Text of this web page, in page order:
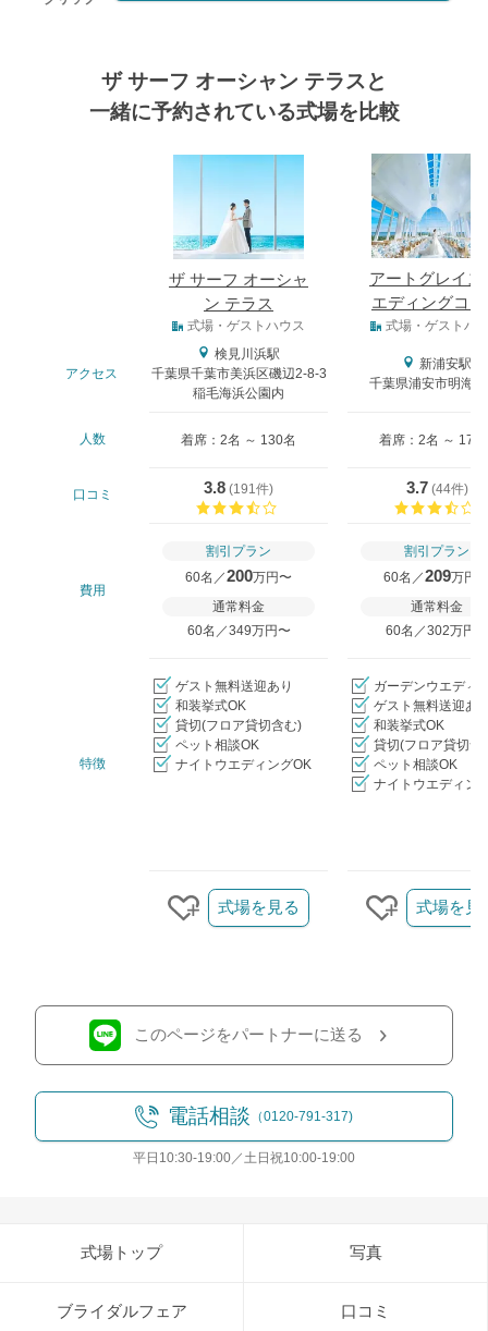
ザ サーフ オーシャン テラスと
一緒に予約されている式場を比較
ザ サーフ オーシャ
ン テラス
アートグレイス
エディングコ
ト
式場・ゲストハウス 式場・ゲストハ
アクセス
検見川浜駅
千葉県千葉市美浜区磯辺2-8-3
稲毛海浜公園内
新浦安駅
千葉県浦安市明海
人数 着席：2名 ～ 130名 着席：2名 ～ 170
口コミ 3.8 (191件)
3.7(44件)
費用
割引プラン
60名／200万円〜
通常料金
60名／349万円〜
割引プラン
60名／209万円
通常料金
60名／302万円〜
特徴
ゲスト無料送迎あり
和装挙式OK
貸切(フロア貸切含む)
ペット相談OK
ナイトウエディングOK
ガーデンウエディ
ゲスト無料送迎あ
和装挙式OK
貸切(フロア貸切含
ペット相談OK
ナイトウエディン
クリップする
式場を見る
クリップす
式場を見
このページをパートナーに送る
電話相談 （0120-791-317)
平日10:30-19:00／土日祝10:00-19:00
式場トップ 写真
ブライダルフェア 口コミ